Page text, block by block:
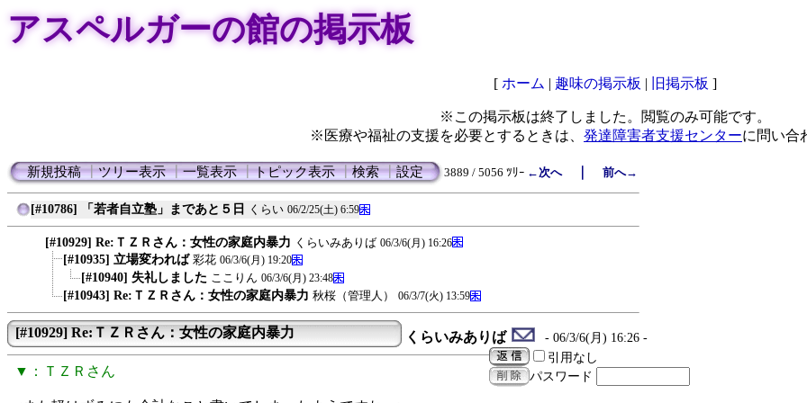
アスペルガーの館の掲示板
[ ホーム | 趣味の掲示板 | 旧掲示板 ]
※この掲示板は終了しました。閲覧のみ可能です。
※医療や福祉の支援を必要とするときは、 発達障害者支援センターに問い合
新規投稿┃ツリー表示┃一覧表示┃トピック表示┃検索┃設定 3889 / 5056 ﾂﾘｰ ←次へ｜ 前へ→
[#10786] 「若者自立塾」まであと５日 くらい 06/2/25(土) 6:59
[#10929] Re:ＴＺＲさん：女性の家庭内暴力 くらいみありば 06/3/6(月) 16:26
[#10935] 立場変われば 彩花 06/3/6(月) 19:20
[#10940] 失礼しました ここりん 06/3/6(月) 23:48
[#10943] Re:ＴＺＲさん：女性の家庭内暴力 秋桜（管理人） 06/3/7(火) 13:59
[#10929] Re:ＴＺＲさん：女性の家庭内暴力 くらいみありば
- 06/3/6(月) 16:26 -
引用なし
パスワード
▼：ＴＺＲさん